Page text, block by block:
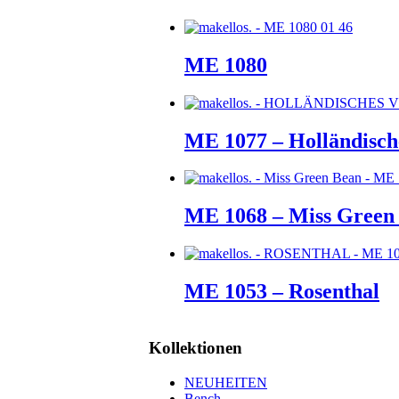
ME 1080
ME 1077 –
ME 1068 – Miss Green
ME 1053 – Rosenthal
Kollektionen
NEUHEITEN